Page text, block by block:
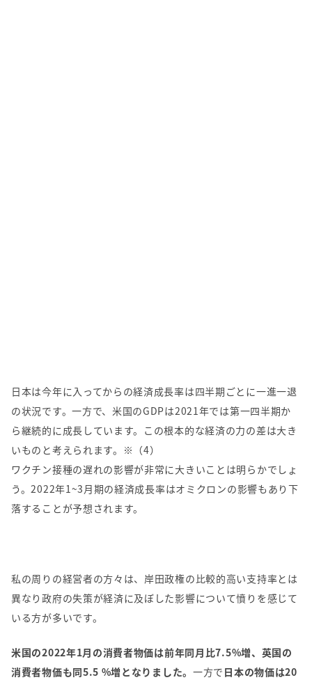
日本は今年に入ってからの経済成長率は四半期ごとに一進一退
の状況です。一方で、米国のGDPは2021年では第一四半期か
ら継続的に成長しています。この根本的な経済の力の差は大き
いものと考えられます。※（4）
ワクチン接種の遅れの影響が非常に大きいことは明らかでしょ
う。2022年1~3月期の経済成長率はオミクロンの影響もあり下
落することが予想されます。
私の周りの経営者の方々は、岸田政権の比較的高い支持率とは
異なり政府の失策が経済に及ぼした影響について憤りを感じて
いる方が多いです。
米国の2022年1月の消費者物価は前年同月比7.5%増、英国の
消費者物価も同5.5 %増となりました。 一方で 日本の物価は20